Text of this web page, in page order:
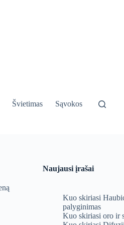
Švietimas Sąvokos
Naujausi įrašai
Kuo skiriasi
palyginimas
Kuo skiriasi oro ir